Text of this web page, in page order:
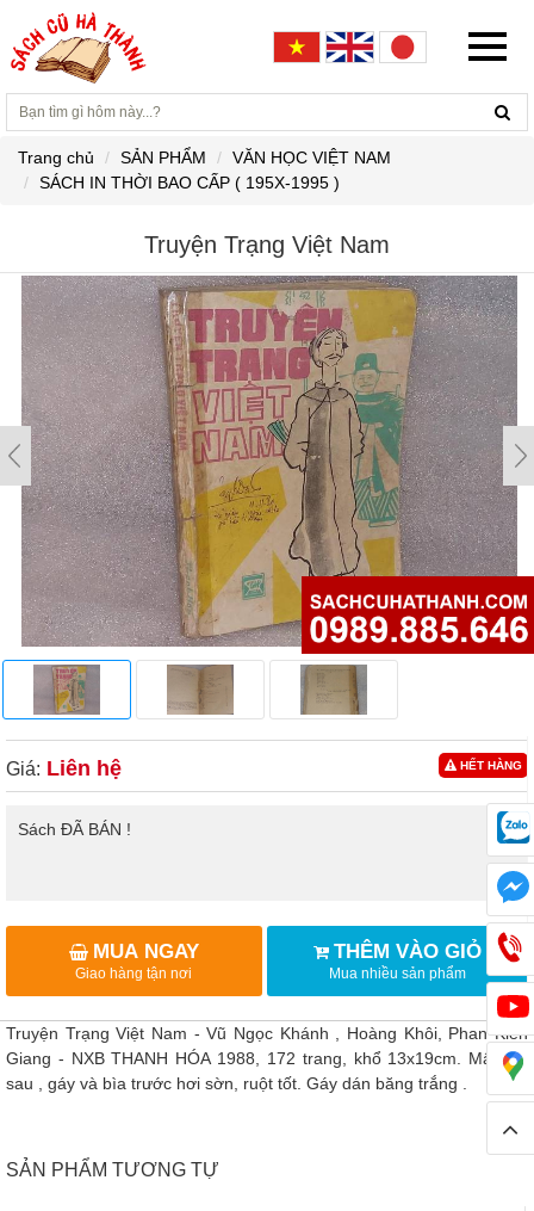
Trang chủ SẢN PHẨM
VĂN HỌC VIỆT NAM
SÁCH IN THỜI BAO CẤP ( 195X-1995 )
Truyện Trạng Việt Nam
HẾT HÀNG
Giá: Liên hệ
Sách ĐÃ BÁN !
MUA NGAY
Giao hàng tận nơi
THÊM VÀO GIỎ
Mua nhiều sản phẩm
Truyện Trạng Việt Nam - Vũ Ngọc Khánh , Hoàng Khôi, Phan Kiến
Giang - NXB THANH HÓA 1988, 172 trang, khổ 13x19cm. Mất bìa
sau , gáy và bìa trước hơi sờn, ruột tốt. Gáy dán băng trắng .
SẢN PHẨM TƯƠNG TỰ